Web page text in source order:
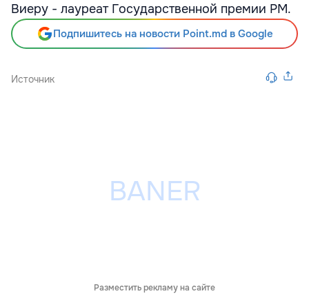
Виеру - лауреат Государственной премии РМ.
Подпишитесь на новости Point.md в Google
Источник
Разместить рекламу на сайте